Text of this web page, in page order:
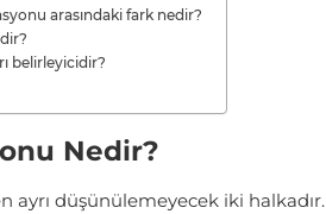
arasındaki fark nedir?
belirleyicidir?
Nedir?
ayrı düşünülemeyecek iki halkadır.